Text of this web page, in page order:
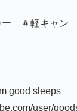
ー ＃軽キャン
good sleeps
user/